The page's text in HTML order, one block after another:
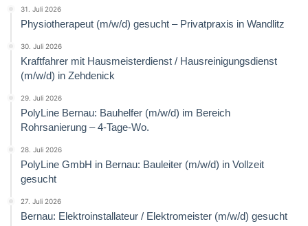
31. Juli 2026
Physiotherapeut (m/w/d) gesucht – Privatpraxis in Wandlitz
30. Juli 2026
Kraftfahrer mit Hausmeisterdienst / Hausreinigungsdienst
(m/w/d) in Zehdenick
29. Juli 2026
PolyLine Bernau: Bauhelfer (m/w/d) im Bereich
Rohrsanierung – 4-Tage-Wo.
28. Juli 2026
PolyLine GmbH in Bernau: Bauleiter (m/w/d) in Vollzeit
gesucht
27. Juli 2026
Bernau: Elektroinstallateur / Elektromeister (m/w/d) gesucht